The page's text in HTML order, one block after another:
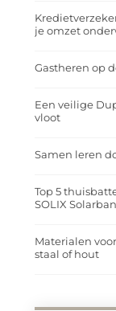
je omzet
Gastheren op
Een veilige
vloot
Samen leren
Top 5
SOLIX
Materialen
staal of hout